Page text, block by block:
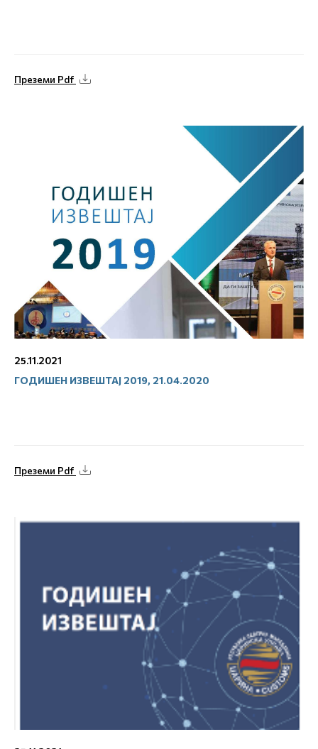
Преземи Pdf
25.11.2021
ГОДИШЕН ИЗВЕШТАЈ 2019, 21.04.2020
Преземи Pdf